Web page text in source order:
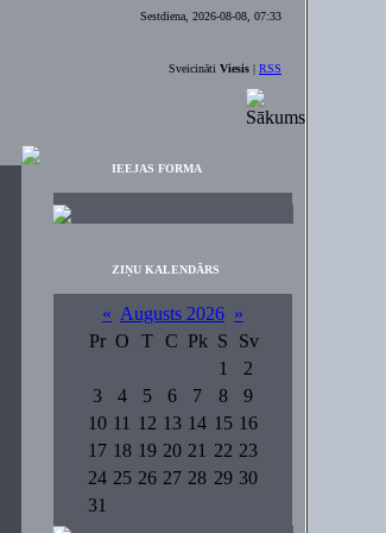
Sestdiena, 2026-08-08, 07:33
Sveicināti Viesis | RSS
IEEJAS FORMA
ZIŅU KALENDĀRS
« Augusts 2026 »
Pr O T C Pk S
Sv
1
2
3
4 5 6 7 8
9
10 11 12 13 14 15 16
17 18 19 20 21 22 23
24 25 26 27 28 29 30
31